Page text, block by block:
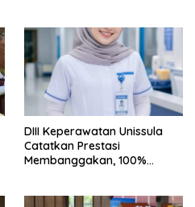
DIII Keperawatan Unissula
Catatkan Prestasi
Membanggakan, 100%